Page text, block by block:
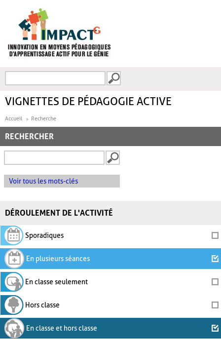
FORMULAIRE DE
VIGNETTES DE PÉDAGOGIE ACTIVE
Accueil Recherche
RECHERCHER
Voir tous les mots-clés
DÉROULEMENT DE L'ACTIVITÉ
Sporadiques
En plusieurs séances
En classe seulement
Hors classe
En classe et hors classe